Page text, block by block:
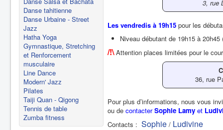
Danse tahitienne
Danse Urbaine - Street
Jazz
Hatha Yoga
Gymnastique, Stretching
et Renforcement
musculaire
Line Dance
Modern' Jazz
Pilates
Taiji Quan - Qigong
Tennis de table
Zumba fitness
3, rue
Les vendredis à 19h15 pour les
Niveau débutant de 19h15 à 20h45
/!\Attention places limitées pour le
36, rue
Pour plus d’informations, nous vous
ou de contacterSophie Lamy et
Contacts : Sophie / Ludivine